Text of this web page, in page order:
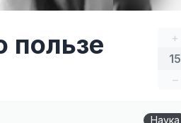
+
15
–
пользе
Наука